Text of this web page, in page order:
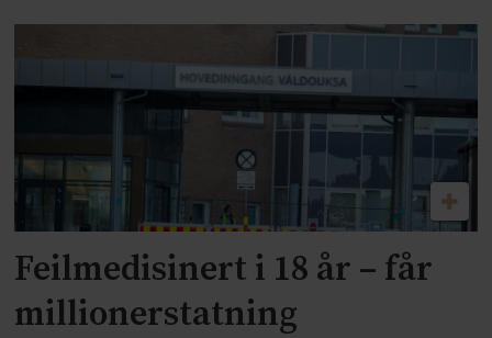
Feilmedisinert i 18 år – får
millionerstatning